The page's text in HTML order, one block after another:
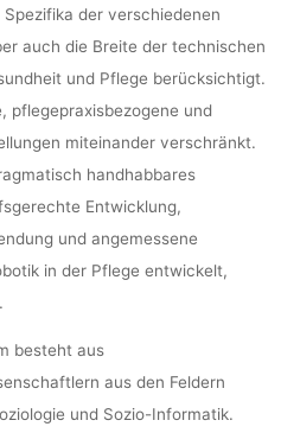
der verschiedenen
auch die Breite der technischen
und Pflege berücksichtigt.
pflegepraxisbezogene und
miteinander verschränkt.
handhabbares
Entwicklung,
und angemessene
in der Pflege entwickelt,
besteht aus
aus den Feldern
und Sozio-Informatik.